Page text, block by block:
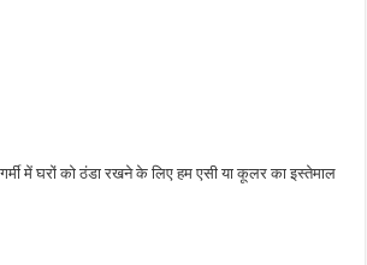
में घरों को ठंडा रखने के लिए हम एसी या कूलर का इस्तेमाल